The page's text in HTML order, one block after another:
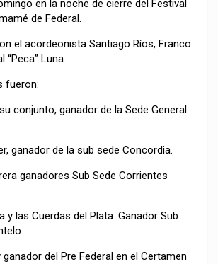
en la noche de cierre del Festival
de Federal.
el acordeonista Santiago Ríos, Franco
“Peca” Luna.
fueron:
conjunto, ganador de la Sede General
ganador de la sub sede Concordia.
ganadores Sub Sede Corrientes
y las Cuerdas del Plata. Ganador Sub
ganador del Pre Federal en el Certamen